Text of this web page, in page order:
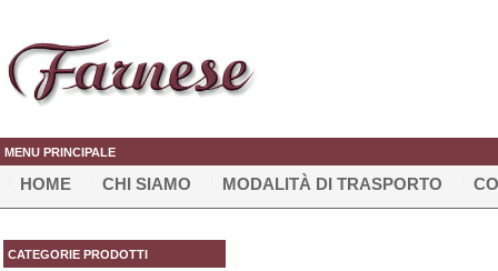
MENU PRINCIPALE
HOME CHI SIAMO MODALITÀ DI TRASPORTO
CATEGORIE PRODOTTI